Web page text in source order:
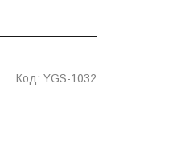
Код: YGS-1032